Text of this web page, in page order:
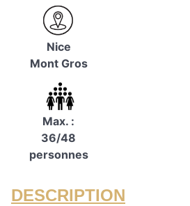
Nice
Mont Gros
Max. :
36/48
personnes
DESCRIPTION